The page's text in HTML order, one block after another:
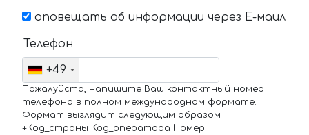
оповещать об информации через Е-маил
Телефон
+49
Пожалуйста, напишите Ваш контактный номер
телефона в полном международном формате.
Формат выглядит следующим образом:
+Код_страны Код_оператора Номер